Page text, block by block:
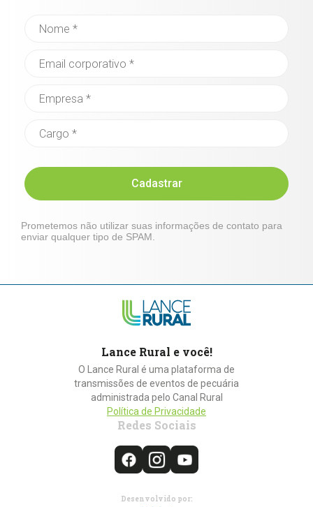
Cadastrar
Prometemos não utilizar suas informações de contato para
enviar qualquer tipo de SPAM.
Lance Rural e você!
O Lance Rural é uma plataforma de
transmissões de eventos de pecuária
administrada pelo Canal Rural
Política de Privacidade
Redes Sociais
Desenvolvido por: